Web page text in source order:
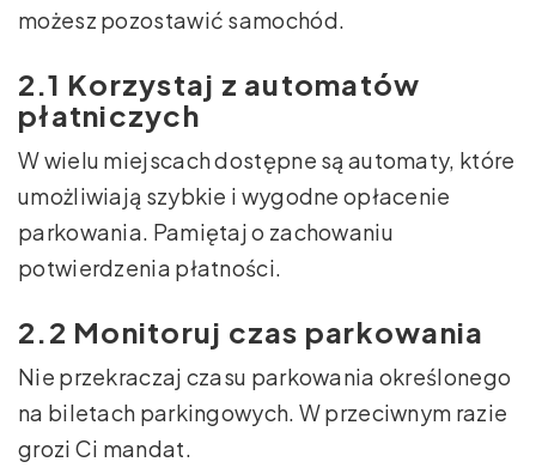
możesz pozostawić samochód.
2.1 Korzystaj z automatów
płatniczych
W wielu miejscach dostępne są automaty, które
umożliwiają szybkie i wygodne opłacenie
parkowania. Pamiętaj o zachowaniu
potwierdzenia płatności.
2.2 Monitoruj czas parkowania
Nie przekraczaj czasu parkowania określonego
na biletach parkingowych. W przeciwnym razie
grozi Ci mandat.